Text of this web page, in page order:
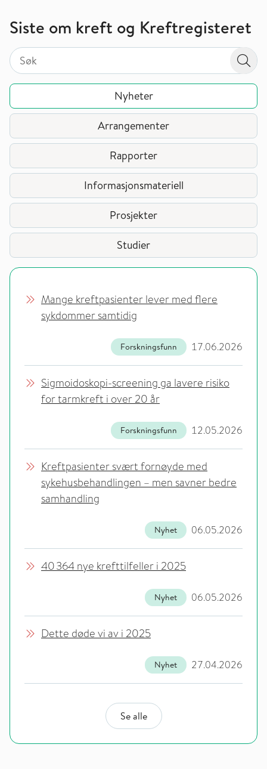
Siste om kreft og Kreftregisteret
Søk på valgt sidetype i tema / område
Søk på valgt sidetype i tema / område
Søk
Nyheter
Arrangementer
Rapporter
Informasjonsmateriell
Prosjekter
Studier
Mange kreftpasienter lever med flere
sykdommer samtidig
17.06.2026
Forskningsfunn
Sigmoidoskopi-screening ga lavere risiko
for tarmkreft i over 20 år
12.05.2026
Forskningsfunn
Kreftpasienter svært fornøyde med
sykehusbehandlingen – men savner bedre
samhandling
06.05.2026
Nyhet
40 364 nye krefttilfeller i 2025
06.05.2026
Nyhet
Dette døde vi av i 2025
27.04.2026
Nyhet
Se alle